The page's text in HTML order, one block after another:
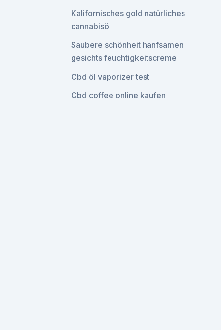
Kalifornisches gold natürliches
cannabisöl
Saubere schönheit hanfsamen
gesichts feuchtigkeitscreme
Cbd öl vaporizer test
Cbd coffee online kaufen